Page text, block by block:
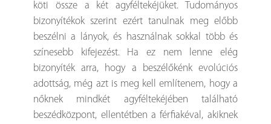
köti össze a két agyféltekéjüket. Tudományos
bizonyítékok szerint ezért tanulnak meg előbb
beszélni a lányok, és használnak sokkal több és
színesebb kifejezést. Ha ez nem lenne elég
bizonyíték arra, hogy a beszélőkénk evolúciós
adottság, még azt is meg kell említenem, hogy a
nőknek mindkét agyféltekéjében található
beszédközpont, ellentétben a férfiakéval, akiknek